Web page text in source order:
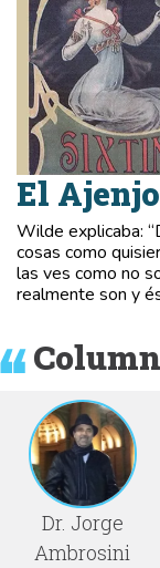
El Ajenjo
Wilde explicaba:
cosas como
las ves como no
realmente son y
Dr. Jorge
Ambrosini